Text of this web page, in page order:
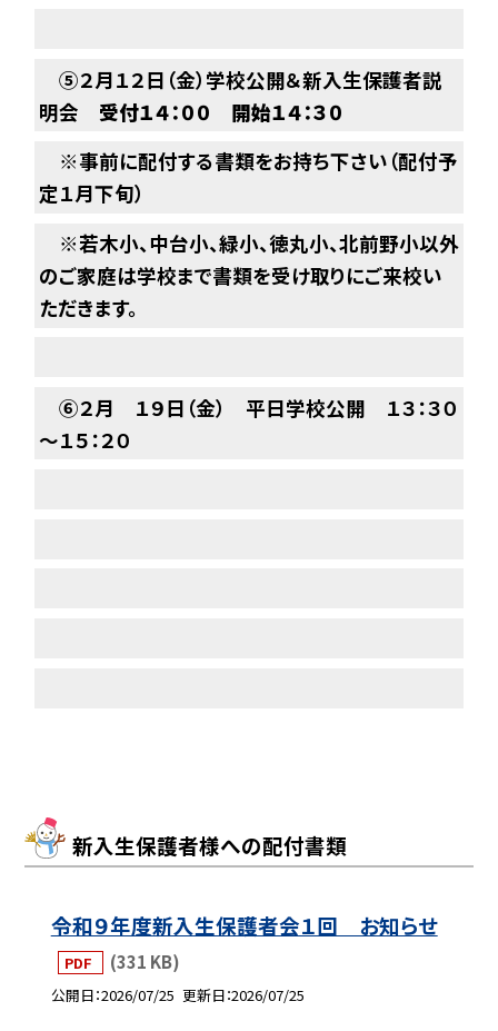
⑤２月１２日（金）学校公開＆新入生保護者説
明会 受付１４：００ 開始１４：３０
※事前に配付する書類をお持ち下さい（配付予
定１月下旬）
※若木小、中台小、緑小、徳丸小、北前野小以外
のご家庭は学校まで書類を受け取りにご来校い
ただきます。
⑥２月 １９日（金） 平日学校公開 １３：３０
～１５：２０
新入生保護者様への配付書類
令和９年度新入生保護者会１回 お知らせ
PDF (331 KB)
公開日 2026/07/25 更新日 2026/07/25